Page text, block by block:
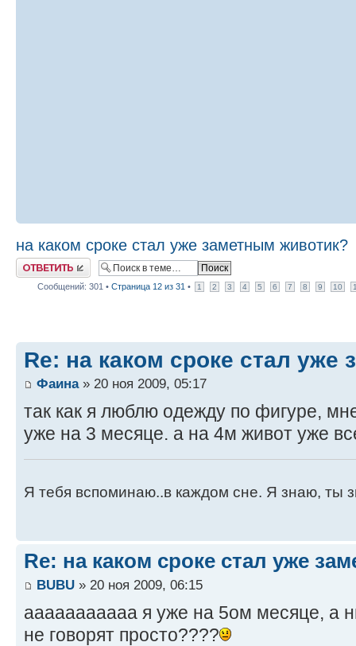
на каком сроке стал уже заметным животик?
Ответить
Сообщений: 301 • Страница 12 из 31 • 1 2 3 4 5 6 7 8 9 10
Re: на каком сроке стал уже
Фаина» 20 ноя 2009, 05:17
так как я люблю одежду по фигуре,
уже на 3 месяце. а на 4м живот уже
Я тебя вспоминаю..в каждом сне. Я знаю, ты
Re: на каком сроке стал уже
BUBU » 20 ноя 2009, 06:15
ааааааааааа я уже на 5ом месяце, а
не говорят просто????